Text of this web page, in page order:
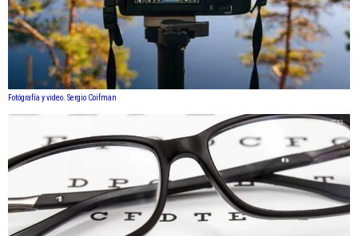
Fotógrafía y video. Sergio Coifman